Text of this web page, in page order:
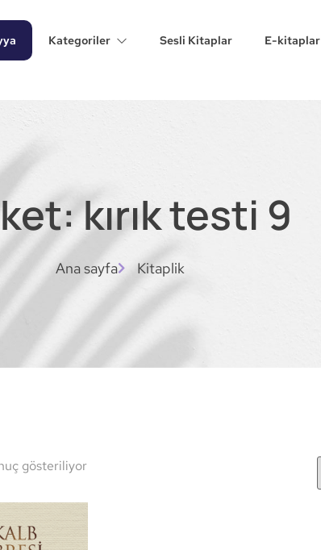
Kategoriler Sesli Kitaplar E-kitaplar
kırık testi 9
Ana sayfa Kitaplik
gösteriliyor